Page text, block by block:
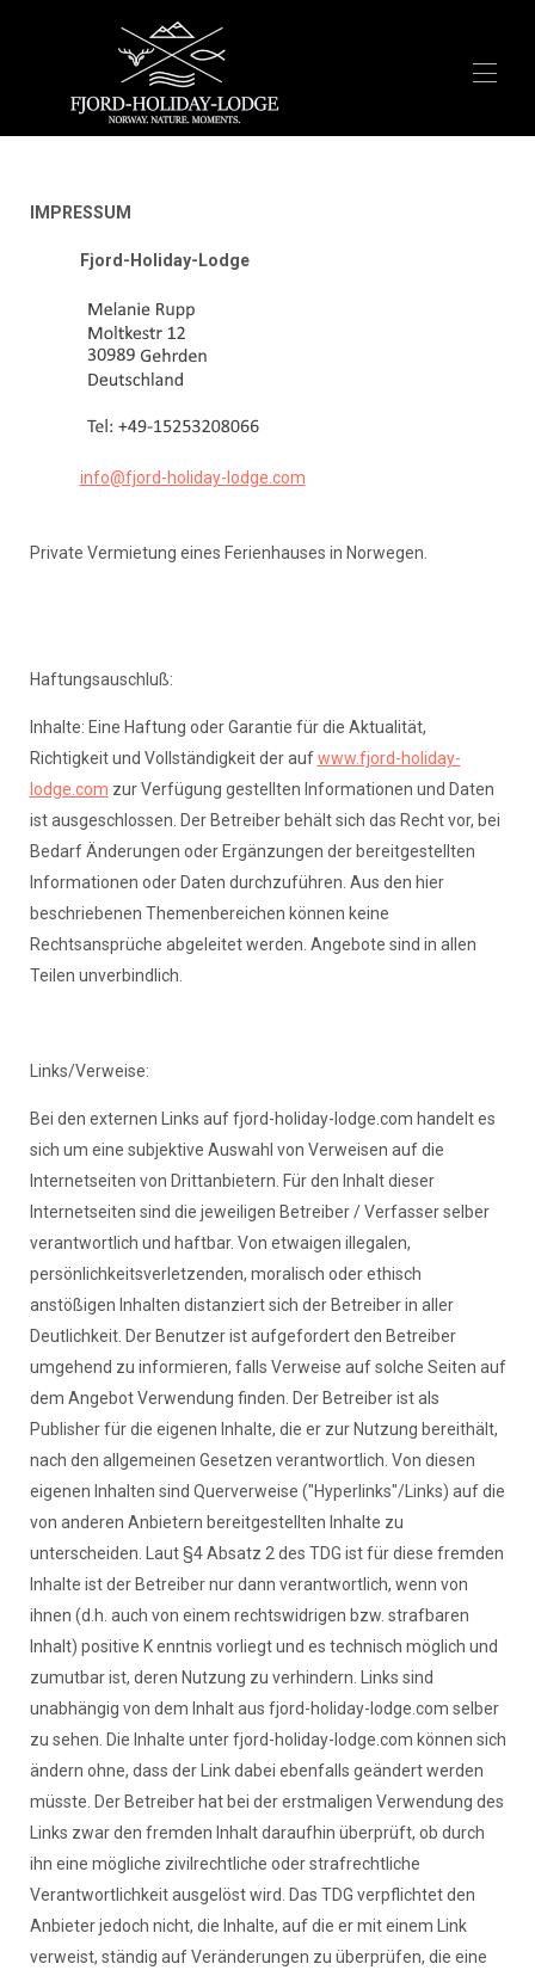
Bewertungen
IMPRESSUM
​Fjord-Holiday-Lodge
info@fjord-holiday-lodge.com
Private Vermietung eines Ferienhauses in Norwegen.
Haftungsauschluß:
Inhalte: Eine Haftung oder Garantie für die Aktualität,
Richtigkeit und Vollständigkeit der aufwww.fjord-holiday-
lodge.com zur Verfügung gestellten Informationen und Daten
ist ausgeschlossen. Der Betreiber behält sich das Recht vor, bei
Bedarf Änderungen oder Ergänzungen der bereitgestellten
Informationen oder Daten durchzuführen. Aus den hier
beschriebenen Themenbereichen können keine
Rechtsansprüche abgeleitet werden. Angebote sind in allen
Teilen unverbindlich.
Links/Verweise:
Bei den externen Links auf fjord-holiday-lodge.com handelt es
sich um eine subjektive Auswahl von Verweisen auf die
Internetseiten von Drittanbietern. Für den Inhalt dieser
Internetseiten sind die jeweiligen Betreiber / Verfasser selber
verantwortlich und haftbar. Von etwaigen illegalen,
persönlichkeitsverletzenden, moralisch oder ethisch
anstößigen Inhalten distanziert sich der Betreiber in aller
Deutlichkeit. Der Benutzer ist aufgefordert den Betreiber
umgehend zu informieren, falls Verweise auf solche Seiten auf
dem Angebot Verwendung finden. Der Betreiber ist als
Publisher für die eigenen Inhalte, die er zur Nutzung bereithält,
nach den allgemeinen Gesetzen verantwortlich. Von diesen
eigenen Inhalten sind Querverweise ("Hyperlinks"/Links) auf die
von anderen Anbietern bereitgestellten Inhalte zu
unterscheiden. Laut §4 Absatz 2 des TDG ist für diese fremden
Inhalte ist der Betreiber nur dann verantwortlich, wenn von
ihnen (d.h. auch von einem rechtswidrigen bzw. strafbaren
Inhalt) positive K enntnis vorliegt und es technisch möglich und
zumutbar ist, deren Nutzung zu verhindern. Links sind
unabhängig von dem Inhalt aus fjord-holiday-lodge.com selber
zu sehen. Die Inhalte unter fjord-holiday-lodge.com können sich
ändern ohne, dass der Link dabei ebenfalls geändert werden
müsste. Der Betreiber hat bei der erstmaligen Verwendung des
Links zwar den fremden Inhalt daraufhin überprüft, ob durch
ihn eine mögliche zivilrechtliche oder strafrechtliche
Verantwortlichkeit ausgelöst wird. Das TDG verpflichtet den
Anbieter jedoch nicht, die Inhalte, auf die er mit einem Link
verweist, ständig auf Veränderungen zu überprüfen, die eine